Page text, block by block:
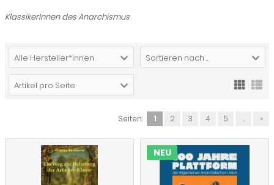
KlassikerInnen des Anarchismus
Alle Hersteller*innen Sortieren nach ...
Artikel pro Seite
Seiten: 1 2 3 4 5 ... »
NEU